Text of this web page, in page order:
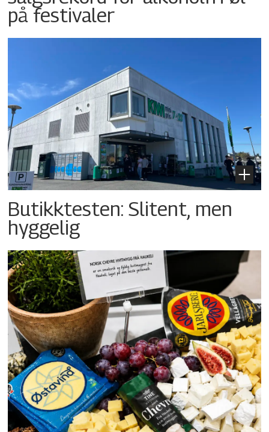
på festivaler
Butikktesten: Slitent, men
hyggelig